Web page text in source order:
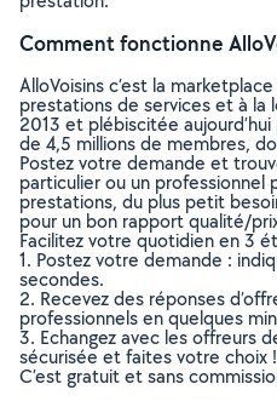
Comment fonctionne
AlloVoisins c’est la
prestations de services et à
2013 et plébiscitée
de 4,5 millions de membres,
Postez votre demande et
particulier ou un professionnel
prestations, du plus petit
pour un bon rapport qualité/
Facilitez votre quotidien en 3
1. Postez votre demande :
secondes.
2. Recevez des réponses
professionnels en quelques
3. Echangez avec les offreurs
sécurisée et faites votre choix !
C’est gratuit et sans